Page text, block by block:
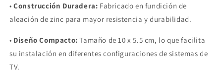
• Construcción Duradera: Fabricado en fundición de
aleación de zinc para mayor resistencia y durabilidad.
• Diseño Compacto: Tamaño de 10 x 5.5 cm, lo que facilita
su instalación en diferentes configuraciones de sistemas de
TV.